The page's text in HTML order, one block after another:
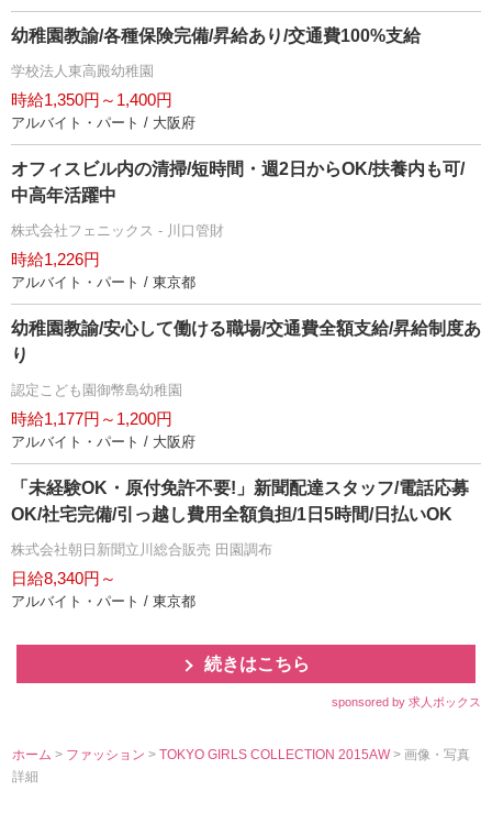
幼稚園教諭/各種保険完備/昇給あり/交通費100%支給
学校法人東高殿幼稚園
時給1,350円～1,400円
アルバイト・パート / 大阪府
オフィスビル内の清掃/短時間・週2日からOK/扶養内も可/
中高年活躍中
株式会社フェニックス - 川口管財
時給1,226円
アルバイト・パート / 東京都
幼稚園教諭/安心して働ける職場/交通費全額支給/昇給制度あ
り
認定こども園御幣島幼稚園
時給1,177円～1,200円
アルバイト・パート / 大阪府
「未経験OK・原付免許不要!」新聞配達スタッフ/電話応募
OK/社宅完備/引っ越し費用全額負担/1日5時間/日払いOK
株式会社朝日新聞立川総合販売 田園調布
日給8,340円～
アルバイト・パート / 東京都
続きはこちら
sponsored by 求人ボックス
ホーム > ファッション>TOKYO GIRLS COLLECTION 2015AW> 画像・写真
詳細